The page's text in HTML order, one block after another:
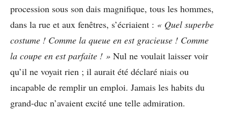
procession sous son dais magnifique, tous les hommes,
dans la rue et aux fenêtres, s’écriaient : « Quel superbe
costume ! Comme la queue en est gracieuse ! Comme
la coupe en est parfaite ! » Nul ne voulait laisser voir
qu’il ne voyait rien ; il aurait été déclaré niais ou
incapable de remplir un emploi. Jamais les habits du
grand-duc n’avaient excité une telle admiration.